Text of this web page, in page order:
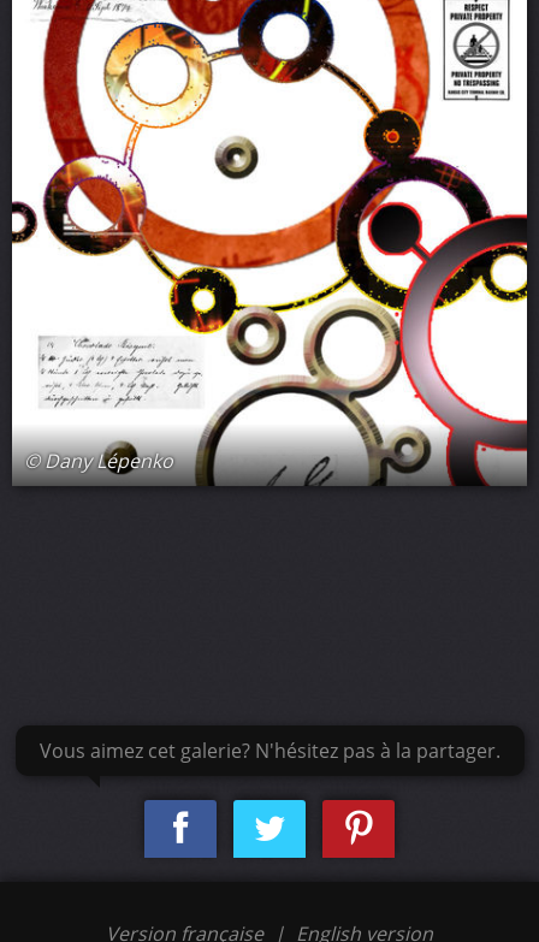
© Dany Lépenko
Vous aimez cet galerie? N'hésitez pas à la partager.
Version française | English version